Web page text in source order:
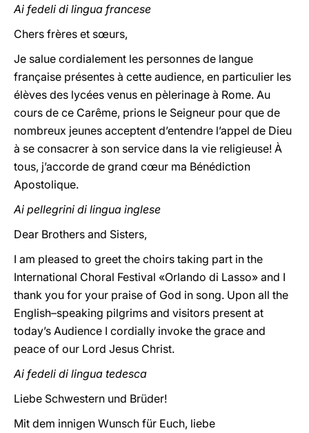
Ai fedeli di lingua francese
Chers frères et sœurs,
Je salue cordialement les personnes de langue
française présentes à cette audience, en particulier les
élèves des lycées venus en pèlerinage à Rome. Au
cours de ce Carême, prions le Seigneur pour que de
nombreux jeunes acceptent d’entendre l’appel de Dieu
à se consacrer à son service dans la vie religieuse! À
tous, j’accorde de grand cœur ma Bénédiction
Apostolique.
Ai pellegrini di lingua inglese
Dear Brothers and Sisters,
I am pleased to greet the choirs taking part in the
International Choral Festival «Orlando di Lasso» and I
thank you for your praise of God in song. Upon all the
English–speaking pilgrims and visitors present at
today’s Audience I cordially invoke the grace and
peace of our Lord Jesus Christ.
Ai fedeli di lingua tedesca
Liebe Schwestern und Brüder!
Mit dem innigen Wunsch für Euch, liebe